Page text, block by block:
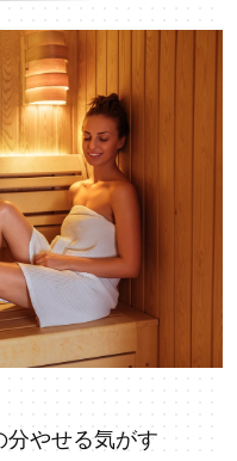
分やせる気がす